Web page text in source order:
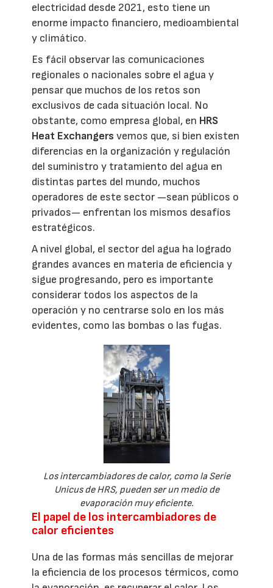
electricidad desde 2021, esto tiene un
enorme impacto financiero, medioambiental
y climático.
Es fácil observar las comunicaciones
regionales o nacionales sobre el agua y
pensar que muchos de los retos son
exclusivos de cada situación local. No
obstante, como empresa global, en HRS
Heat Exchangers vemos que, si bien existen
diferencias en la organización y regulación
del suministro y tratamiento del agua en
distintas partes del mundo, muchos
operadores de este sector —sean públicos o
privados— enfrentan los mismos desafíos
estratégicos.
A nivel global, el sector del agua ha logrado
grandes avances en materia de eficiencia y
sigue progresando, pero es importante
considerar todos los aspectos de la
operación y no centrarse solo en los más
evidentes, como las bombas o las fugas.
Los intercambiadores de calor, como la Serie
Unicus de HRS, pueden ser un medio de
evaporación muy eficiente.
El papel de los intercambiadores de
calor eficientes
Una de las formas más sencillas de mejorar
la eficiencia de los procesos térmicos, como